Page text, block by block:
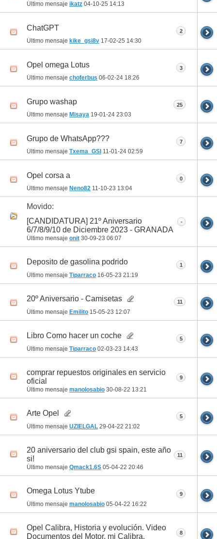
Último mensaje ikatz 04-10-25 14:13
ChatGPT
Último mensaje kike_gsi8v 17-02-25 14:30
2
Opel omega Lotus
Último mensaje choferbus 06-02-24 18:26
3
Grupo washap
Último mensaje Misaya 19-01-24 23:03
25
Grupo de WhatsApp???
Último mensaje Txema_GSI 11-01-24 02:59
7
Opel corsa a
Último mensaje Neno82 11-10-23 13:04
0
Movido:
[CANDIDATURA] 21º Aniversario
6/7/8/9/10 de Diciembre 2023 - GRANADA
Último mensaje onit 30-09-23 06:07
-
Deposito de gasolina podrido
Último mensaje Tiparraco 16-05-23 21:19
1
20º Aniversario - Camisetas
Último mensaje Emilito 15-05-23 12:07
11
Libro Como hacer un coche
Último mensaje Tiparraco 02-03-23 14:43
5
comprar repuestos originales en servicio
oficial
Último mensaje manolosabio 30-08-22 13:21
9
Arte Opel
Último mensaje UZIELGAL 29-04-22 21:02
5
20 aniversario del club gsi spain, este año
si!
Último mensaje Qmack1.6S 05-04-22 20:46
11
Omega Lotus Ytube
Último mensaje manolosabio 05-04-22 16:22
9
Opel Calibra, Historia y evolución. Video
Documentos del Motor, mi Calibra.
8